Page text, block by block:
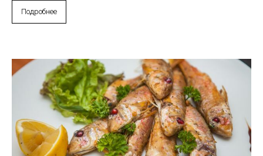
Подробнее